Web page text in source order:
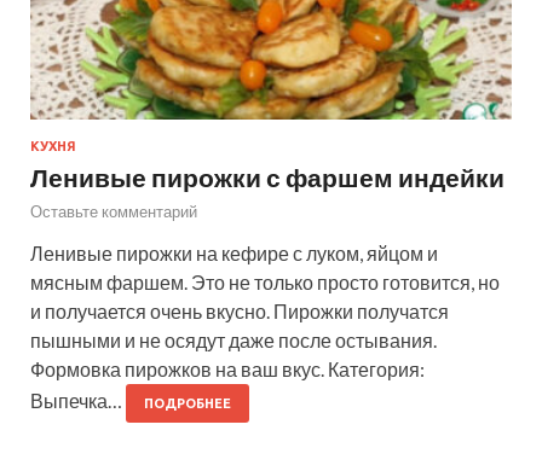
КУХНЯ
Ленивые пирожки с фаршем индейки
Оставьте комментарий
Ленивые пирожки на кефире с луком, яйцом и
мясным фаршем. Это не только просто готовится, но
и получается очень вкусно. Пирожки получатся
пышными и не осядут даже после остывания.
Формовка пирожков на ваш вкус. Категория:
Выпечка…
ПОДРОБНЕЕ